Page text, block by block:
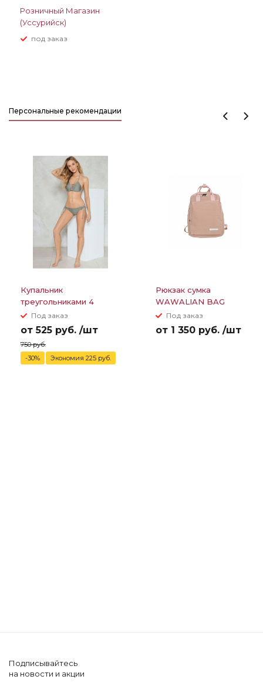
Розничный Магазин
(Уссурийск)
Под заказ
Персональные рекомендации
Купальник
треугольниками 4
полоски между грудей
Под заказ
от 525 руб. /шт
750 руб.
-30%
Экономия 225 руб.
Рюкзак сумка
WAWALIAN BAG
Под заказ
от 1 350 руб. /шт
Подписывайтесь
на новости и акции